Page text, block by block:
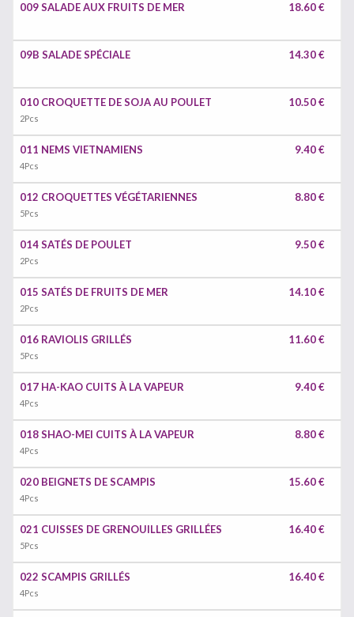
009 SALADE AUX FRUITS DE MER 18.60 €
09B SALADE SPÉCIALE 14.30 €
010 CROQUETTE DE SOJA AU POULET
2Pcs
10.50 €
011 NEMS VIETNAMIENS
4Pcs
9.40 €
012 CROQUETTES VÉGÉTARIENNES
5Pcs
8.80 €
014 SATÉS DE POULET
2Pcs
9.50 €
015 SATÉS DE FRUITS DE MER
2Pcs
14.10 €
016 RAVIOLIS GRILLÉS
5Pcs
11.60 €
017 HA-KAO CUITS À LA VAPEUR
4Pcs
9.40 €
018 SHAO-MEI CUITS À LA VAPEUR
4Pcs
8.80 €
020 BEIGNETS DE SCAMPIS
4Pcs
15.60 €
021 CUISSES DE GRENOUILLES GRILLÉES
5Pcs
16.40 €
022 SCAMPIS GRILLÉS
4Pcs
16.40 €